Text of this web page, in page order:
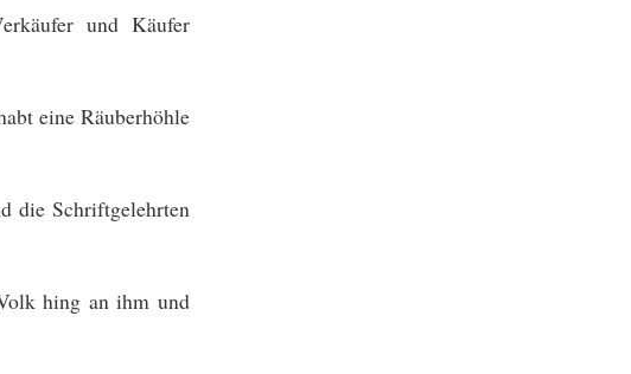
und Käufer
eine Räuberhöhle
die Schriftgelehrten
hing an ihm und